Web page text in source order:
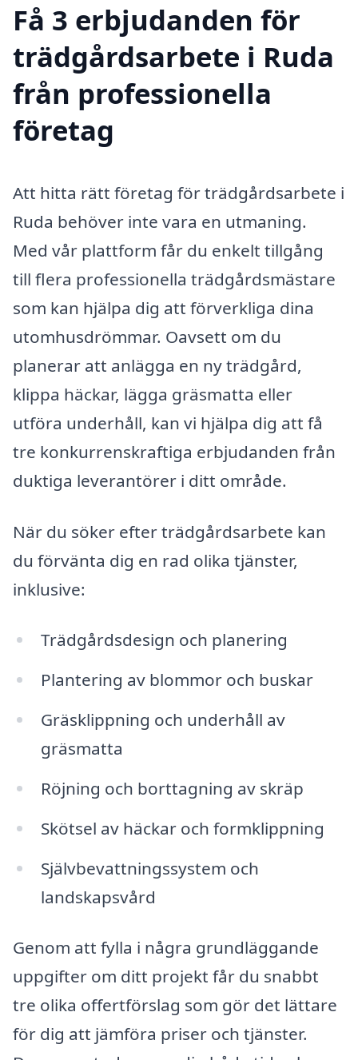
Få 3 erbjudanden för
trädgårdsarbete i Ruda
från professionella
företag
Att hitta rätt företag för trädgårdsarbete i
Ruda behöver inte vara en utmaning.
Med vår plattform får du enkelt tillgång
till flera professionella trädgårdsmästare
som kan hjälpa dig att förverkliga dina
utomhusdrömmar. Oavsett om du
planerar att anlägga en ny trädgård,
klippa häckar, lägga gräsmatta eller
utföra underhåll, kan vi hjälpa dig att få
tre konkurrenskraftiga erbjudanden från
duktiga leverantörer i ditt område.
När du söker efter trädgårdsarbete kan
du förvänta dig en rad olika tjänster,
inklusive:
Trädgårdsdesign och planering
Plantering av blommor och buskar
Gräsklippning och underhåll av
gräsmatta
Röjning och borttagning av skräp
Skötsel av häckar och formklippning
Självbevattningssystem och
landskapsvård
Genom att fylla i några grundläggande
uppgifter om ditt projekt får du snabbt
tre olika offertförslag som gör det lättare
för dig att jämföra priser och tjänster.